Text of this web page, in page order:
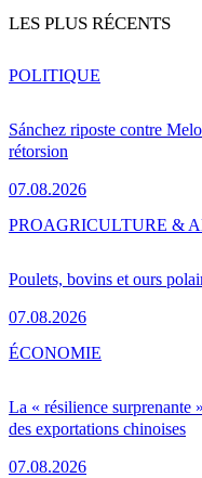
LES PLUS RÉCENTS
Sánchez riposte contre
rétorsion
07.08.2026
POLITIQUE
Poulets, bovins et ours
07.08.2026
PROAGRICULTURE &
La « résilience surprenante
des exportations chinoises
07.08.2026
ÉCONOMIE